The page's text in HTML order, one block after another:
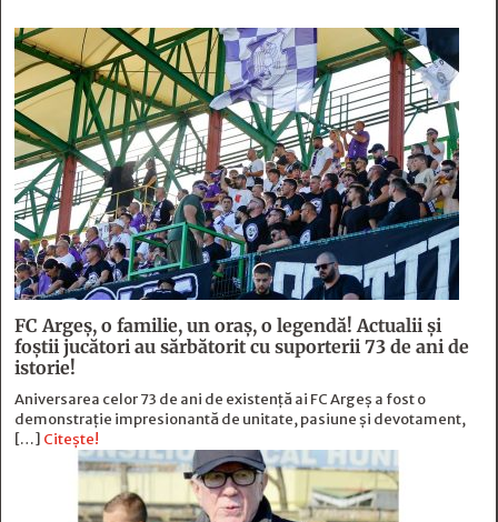
FC Argeş, o familie, un oraș, o legendă! Actualii şi
foştii jucători au sărbătorit cu suporterii 73 de ani de
istorie!
Aniversarea celor 73 de ani de existență ai FC Argeș a fost o
demonstrație impresionantă de unitate, pasiune și devotament,
[…] Citește!